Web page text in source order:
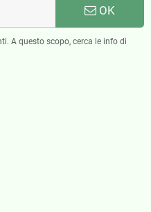
OK
A questo scopo, cerca le info di